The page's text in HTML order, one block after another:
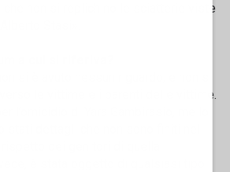
che non si replichino le sciatterie viste
Stasi».
a cui si riferiva?
si è avuto nessun riguardo, e non si
le vittime e i parenti delle vittime.
l’omicidio di Yara Gambirasio, me lo
stati dettagli che non sono finiti nel
dei genitori di quella
è stata oggetto di qualsiasi tipo